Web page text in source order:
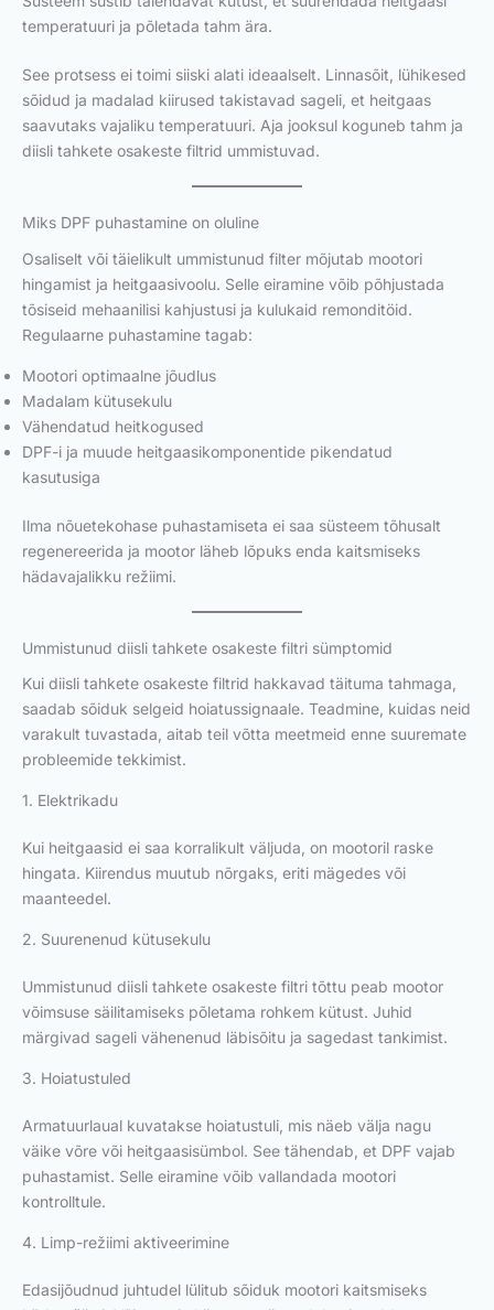
temperatuuri ja põletada tahm ära.
See protsess ei toimi siiski alati ideaalselt. Linnasõit, lühikesed
sõidud ja madalad kiirused takistavad sageli, et heitgaas
saavutaks vajaliku temperatuuri. Aja jooksul koguneb tahm ja
diisli tahkete osakeste filtrid ummistuvad.
Miks DPF puhastamine on oluline
Osaliselt või täielikult ummistunud filter mõjutab mootori
hingamist ja heitgaasivoolu. Selle eiramine võib põhjustada
tõsiseid mehaanilisi kahjustusi ja kulukaid remonditöid.
Regulaarne puhastamine tagab:
Mootori optimaalne jõudlus
Madalam kütusekulu
Vähendatud heitkogused
DPF-i ja muude heitgaasikomponentide pikendatud
kasutusiga
Ilma nõuetekohase puhastamiseta ei saa süsteem tõhusalt
regenereerida ja mootor läheb lõpuks enda kaitsmiseks
hädavajalikku režiimi.
Ummistunud diisli tahkete osakeste filtri sümptomid
Kui diisli tahkete osakeste filtrid hakkavad täituma tahmaga,
saadab sõiduk selgeid hoiatussignaale. Teadmine, kuidas neid
varakult tuvastada, aitab teil võtta meetmeid enne suuremate
probleemide tekkimist.
1. Elektrikadu
Kui heitgaasid ei saa korralikult väljuda, on mootoril raske
hingata. Kiirendus muutub nõrgaks, eriti mägedes või
maanteedel.
2. Suurenenud kütusekulu
Ummistunud diisli tahkete osakeste filtri tõttu peab mootor
võimsuse säilitamiseks põletama rohkem kütust. Juhid
märgivad sageli vähenenud läbisõitu ja sagedast tankimist.
3. Hoiatustuled
Armatuurlaual kuvatakse hoiatustuli, mis näeb välja nagu
väike võre või heitgaasisümbol. See tähendab, et DPF vajab
puhastamist. Selle eiramine võib vallandada mootori
kontrolltule.
4. Limp-režiimi aktiveerimine
Edasijõudnud juhtudel lülitub sõiduk mootori kaitsmiseks